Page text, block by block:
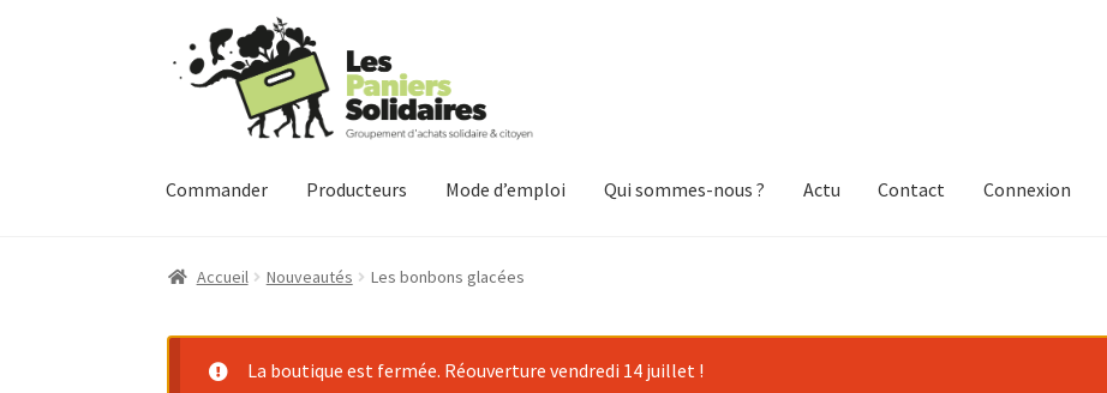
Aller
Aller
Commander Producteurs Mode d’emploi Qui sommes-nous ? Actu Contact Connexion
Accueil Nouveautés Les bonbons glacées
La boutique est fermée. Réouverture vendredi 14 juillet !